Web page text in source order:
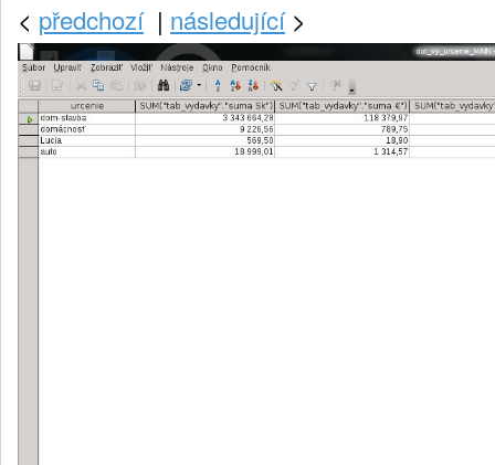
< předchozí| následující>